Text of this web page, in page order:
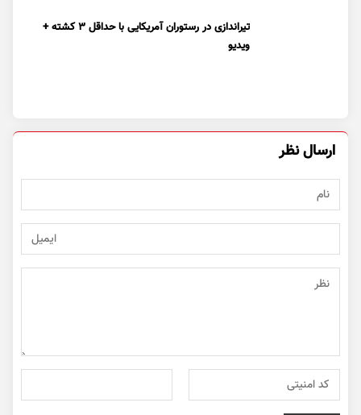
تیراندازی در رستوران آمریکایی با حداقل ۳ کشته +
ویدیو
ارسال نظر